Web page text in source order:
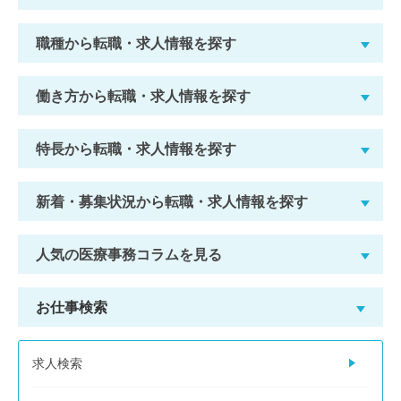
職種から転職・求人情報を探す
働き方から転職・求人情報を探す
特長から転職・求人情報を探す
新着・募集状況から転職・求人情報を探す
人気の医療事務コラムを見る
お仕事検索
求人検索